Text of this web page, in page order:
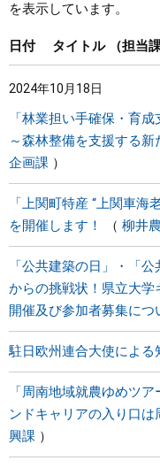
教育・文化・スポーツ
しごと・産業・観光
県政情報
を表示しています。
日付 タイトル 担当
2024年10月18日
「林業担い手確保・育
～森林整備を支援する
企画課
「上関町特産 “上関車海
を開催します！
柳井
「公共建築の日」・「
からの挑戦状！県立大
開催及び参加者募集につ
駐日欧州連合大使による
「周南地域就農ゆめツ
ンドキャリアの入り口
興課